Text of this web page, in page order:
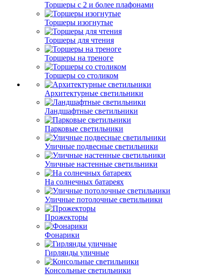
Торшеры с 2 и более плафонами
Торшеры изогнутые
Торшеры для чтения
Торшеры на треноге
Торшеры со столиком
Архитектурные светильники
Ландшафтные светильники
Парковые светильники
Уличные подвесные светильники
Уличные настенные светильники
На солнечных батареях
Уличные потолочные светильники
Прожекторы
Фонарики
Гирлянды уличные
Консольные светильники